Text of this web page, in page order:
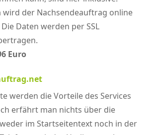
wird der Nachsendeauftrag online
Daten werden per SSL
Euro
werden die Vorteile des Services
erfährt man nichts über die
im Startseitentext noch in der